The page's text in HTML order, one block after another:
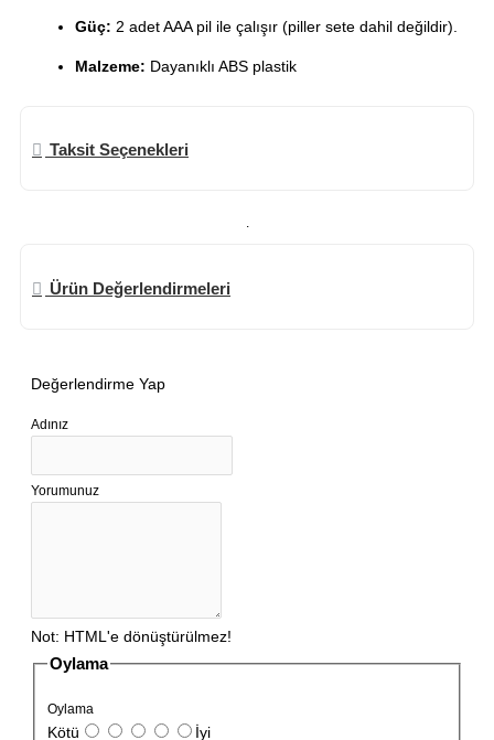
Güç: 2 adet AAA pil ile çalışır (piller sete dahil değildir).
Malzeme: Dayanıklı ABS plastik
Taksit Seçenekleri
.
Ürün Değerlendirmeleri
Değerlendirme Yap
Adınız
Yorumunuz
Not: HTML'e dönüştürülmez!
Oylama
Oylama
Kötü İyi